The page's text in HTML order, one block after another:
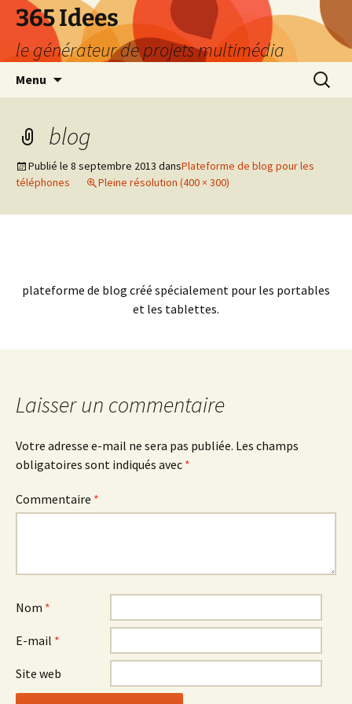
Aller
contenu
365 Idees
le générateur de projets multimédia
Menu
blog
Publié le 8 septembre 2013 dansPlateforme de blog pour les
téléphones
Pleine résolution (400 × 300)
plateforme de blog créé spécialement pour les portables
et les tablettes.
Laisser un commentaire
Votre adresse e-mail ne sera pas publiée. Les champs
obligatoires sont indiqués avec *
Commentaire *
Nom *
E-mail *
Site web